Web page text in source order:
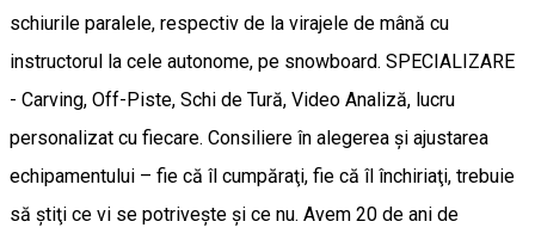
schiurile paralele, respectiv de la virajele de mână cu
instructorul la cele autonome, pe snowboard. SPECIALIZARE
- Carving, Off-Piste, Schi de Tură, Video Analiză, lucru
personalizat cu fiecare. Consiliere în alegerea şi ajustarea
echipamentului – fie că îl cumpăraţi, fie că îl închiriaţi, trebuie
să ştiţi ce vi se potriveşte şi ce nu. Avem 20 de ani de